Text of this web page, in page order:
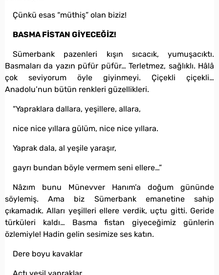
Çünkü esas “müthiş” olan biziz!
BASMA FİSTAN GİYECEĞİZ!
Sümerbank pazenleri kışın sıcacık, yumuşacıktı.
Basmaları da yazın püfür püfür… Terletmez, sağlıklı. Hâlâ
çok seviyorum öyle giyinmeyi. Çiçekli çiçekli…
Anadolu’nun bütün renkleri güzellikleri.
“Yapraklara dallara, yeşillere, allara,
nice nice yıllara gülüm, nice nice yıllara.
Yaprak dala, al yeşile yaraşır,
gayrı bundan böyle vermem seni ellere…”
Nâzım bunu Münevver Hanım’a doğum gününde
söylemiş. Ama biz Sümerbank emanetine sahip
çıkamadık. Alları yeşilleri ellere verdik, uçtu gitti. Geride
türküleri kaldı… Basma fistan giyeceğimiz günlerin
özlemiyle! Hadin gelin sesimize ses katın.
Dere boyu kavaklar